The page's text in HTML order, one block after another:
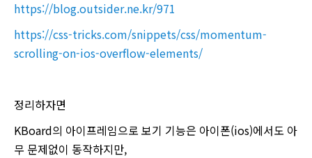
https://blog.outsider.ne.kr/971
https://css-tricks.com/snippets/css/momentum-
scrolling-on-ios-overflow-elements/
정리하자면
KBoard의 아이프레임으로 보기 기능은 아이폰(ios)에서도 아
무 문제없이 동작하지만,